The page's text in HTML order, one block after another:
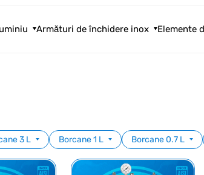
Armături de închidere inox Elemente
3 L Borcane 1 L Borcane 0.7 L